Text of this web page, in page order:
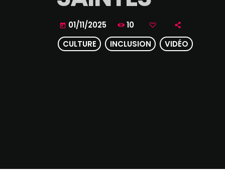
today 01/11/2025
10
CULTURE
INCLUSION VIDÉO